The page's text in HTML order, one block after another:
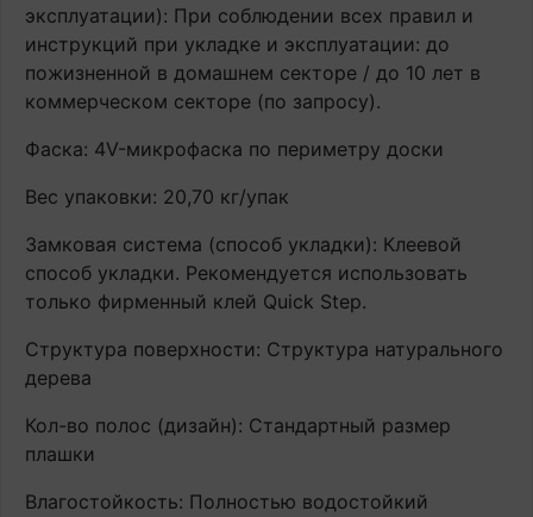
эксплуатации): При соблюдении всех правил и
инструкций при укладке и эксплуатации: до
пожизненной в домашнем секторе / до 10 лет в
коммерческом секторе (по запросу).
Фаска: 4V-микрофаска по периметру доски
Вес упаковки: 20,70 кг/упак
Замковая система (способ укладки): Клеевой
способ укладки. Рекомендуется использовать
только фирменный клей Quick Step.
Структура поверхности: Структура натурального
дерева
Кол-во полос (дизайн): Стандартный размер
плашки
Влагостойкость: Полностью водостойкий